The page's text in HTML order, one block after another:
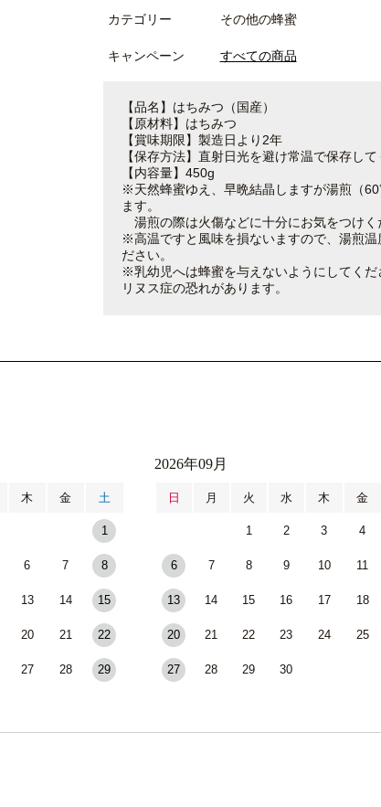
カテゴリー その他の蜂蜜
キャンペーン すべての商品
【品名】はちみつ（国産）
【原材料】はちみつ
【賞味期限】製造日より2年
【保存方法】直射日光を避け常温で保存し
【内容量】450g
※天然蜂蜜ゆえ、早晩結晶しますが湯煎（
ます。
湯煎の際は火傷などに十分にお気をつけく
※高温ですと風味を損ないますので、湯煎温
ださい。
※乳幼児へは蜂蜜を与えないようにしてくだ
リヌス症の恐れがあります。
木 金 土
1
6 7 8
13 14 15
20 21 22
27 28 29
2026年09月
日 月 火 水 木 金
1 2 3 4
6 7 8 9 10 11
13 14 15 16 17 18
20 21 22 23 24 25
27 28 29 30